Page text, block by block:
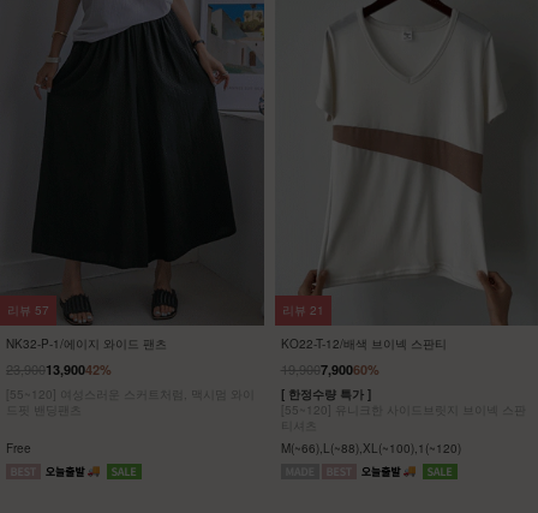
NK42-T-40/썸머 니트 나시
56%
17,9007,900
[ 한정수량 특가 ]
Free
리뷰 0
DM62-T-19/데일르 양면 리본 뷔스티에
24,900
앞뒤를 바꾸는 순간, 분위기도 바뀌는 양면 뷔
스티에! 심플한 코디에 감각적인 포인트를 선사
Free
리뷰 9